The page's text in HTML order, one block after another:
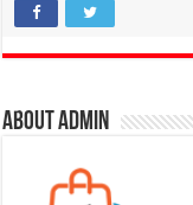
About admin